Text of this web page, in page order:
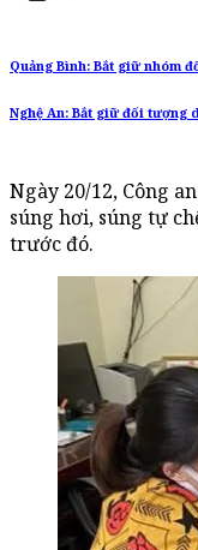
Quảng Bình: Bắt giữ nhóm
Nghệ An: Bắt giữ đối tượng
Ngày 20/12, Công
súng hơi, súng tự
trước đó.